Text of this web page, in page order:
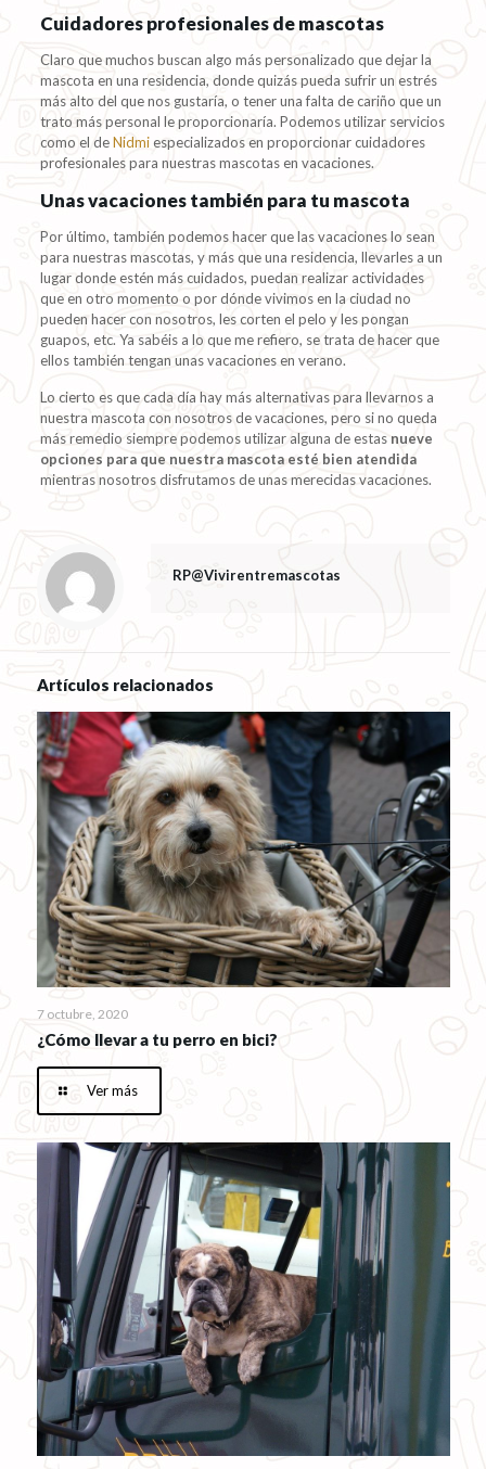
Cuidadores profesionales de mascotas
Claro que muchos buscan algo más personalizado que dejar la
mascota en una residencia, donde quizás pueda sufrir un estrés
más alto del que nos gustaría, o tener una falta de cariño que un
trato más personal le proporcionaría. Podemos utilizar servicios
como el deNidmiespecializados en proporcionar cuidadores
profesionales para nuestras mascotas en vacaciones.
Unas vacaciones también para tu mascota
Por último, también podemos hacer que las vacaciones lo sean
para nuestras mascotas, y más que una residencia, llevarles a un
lugar donde estén más cuidados, puedan realizar actividades
que en otro momento o por dónde vivimos en la ciudad no
pueden hacer con nosotros, les corten el pelo y les pongan
guapos, etc. Ya sabéis a lo que me refiero, se trata de hacer que
ellos también tengan unas vacaciones en verano.
Lo cierto es que cada día hay más alternativas para llevarnos a
nuestra mascota con nosotros de vacaciones, pero si no queda
más remedio siempre podemos utilizar alguna de estas nueve
opciones para que nuestra mascota esté bien atendida
mientras nosotros disfrutamos de unas merecidas vacaciones.
RP@Vivirentremascotas
Artículos relacionados
7 octubre, 2020
¿Cómo llevar a tu perro en bici?
Ver más